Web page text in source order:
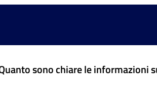
sono chiare le informazioni